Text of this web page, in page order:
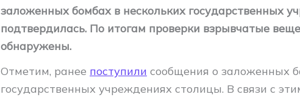
заложенных бомбах в нескольких государственных
подтвердилась. По итогам проверки взрывчатые
обнаружены.
Отметим, ранее поступили сообщения о заложенных
государственных учреждениях столицы. В связи с